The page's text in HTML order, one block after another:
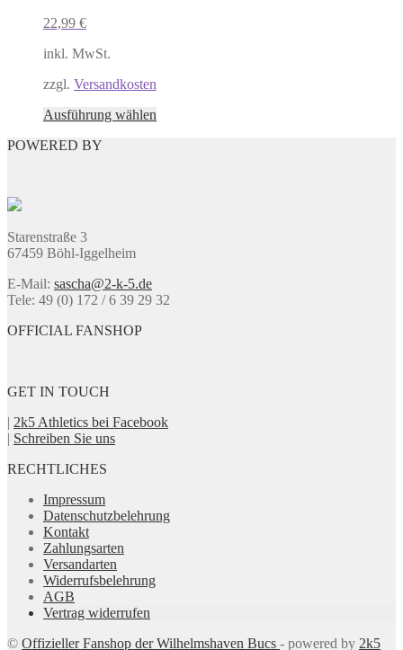
werden
22,99 €
inkl. MwSt.
zzgl. Versandkosten
Ausführung wählen
Produktseite
gewählt
POWERED BY
Starenstraße 3
67459 Böhl-Iggelheim
E-Mail: sascha@2-k-5.de
Tele: 49 (0) 172 / 6 39 29 32
OFFICIAL FANSHOP
GET IN TOUCH
| 2k5 Athletics bei Facebook
| Schreiben Sie uns
RECHTLICHES
Impressum
Datenschutzbelehrung
Kontakt
Zahlungsarten
Versandarten
Widerrufsbelehrung
AGB
Vertrag widerrufen
© Offizieller Fanshop der Wilhelmshaven Bucs - powered by 2k5